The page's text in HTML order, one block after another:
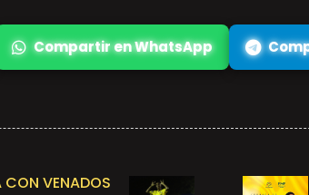
Compartir en WhatsApp
CON VENADOS